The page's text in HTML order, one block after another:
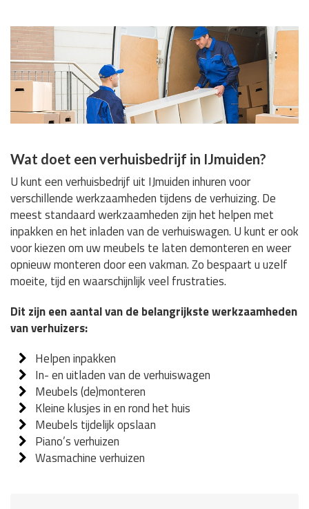
Wat doet een verhuisbedrijf in IJmuiden?
U kunt een verhuisbedrijf uit IJmuiden inhuren voor
verschillende werkzaamheden tijdens de verhuizing. De
meest standaard werkzaamheden zijn het helpen met
inpakken en het inladen van de verhuiswagen. U kunt er ook
voor kiezen om uw meubels te laten demonteren en weer
opnieuw monteren door een vakman. Zo bespaart u uzelf
moeite, tijd en waarschijnlijk veel frustraties.
Dit zijn een aantal van de belangrijkste werkzaamheden
van verhuizers:
Helpen inpakken
In- en uitladen van de verhuiswagen
Meubels (de)monteren
Kleine klusjes in en rond het huis
Meubels tijdelijk opslaan
Piano’s verhuizen
Wasmachine verhuizen